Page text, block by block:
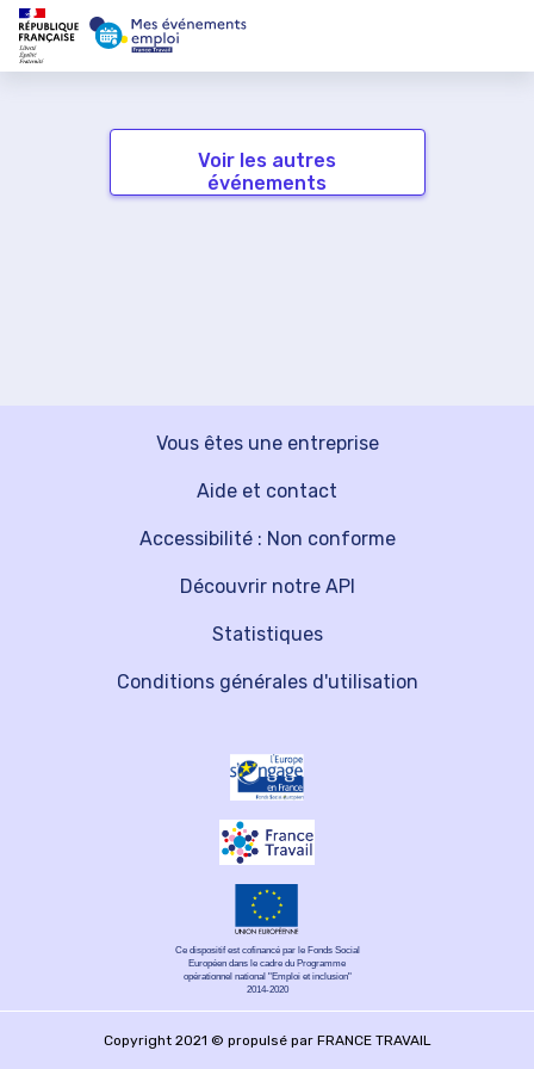
Voir les autres
événements
Vous êtes une entreprise
Découvrir notre API
Aide et contact
Statistiques
Accessibilité : Non conforme
Conditions générales d'utilisation
Ce dispositif est cofinancé par le Fonds Social
Européen dans le cadre du Programme
opérationnel national "Emploi et inclusion"
2014-2020
Copyright 2021 © propulsé par FRANCE TRAVAIL